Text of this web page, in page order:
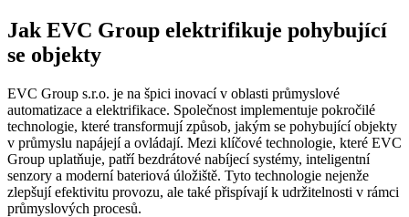
Jak EVC Group elektrifikuje pohybující
se objekty
EVC Group s.r.o. je na špici inovací v oblasti průmyslové
automatizace a elektrifikace. Společnost implementuje pokročilé
technologie, které transformují způsob, jakým se pohybující objekty
v průmyslu napájejí a ovládají. Mezi klíčové technologie, které EVC
Group uplatňuje, patří bezdrátové nabíjecí systémy, inteligentní
senzory a moderní bateriová úložiště. Tyto technologie nejenže
zlepšují efektivitu provozu, ale také přispívají k udržitelnosti v rámci
průmyslových procesů.